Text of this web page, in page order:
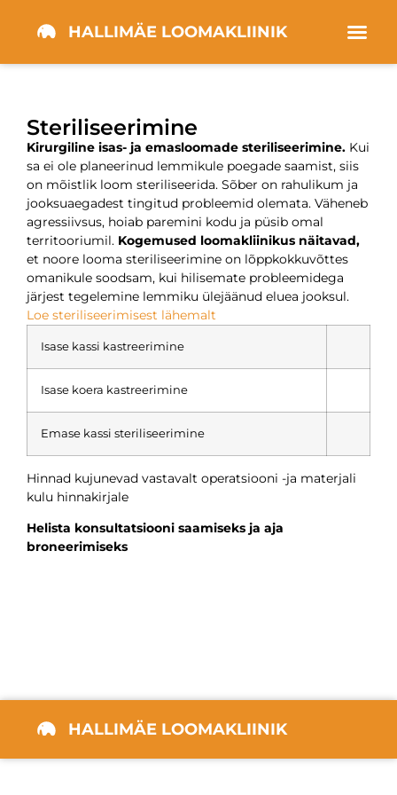
HALLIMÄE LOOMAKLIINIK
Steriliseerimine
Kirurgiline isas- ja emasloomade steriliseerimine. Kui
sa ei ole planeerinud lemmikule poegade saamist, siis
on mõistlik loom steriliseerida. Sõber on rahulikum ja
jooksuaegadest tingitud probleemid olemata. Väheneb
agressiivsus, hoiab paremini kodu ja püsib omal
territooriumil. Kogemused loomakliinikus näitavad,
et noore looma steriliseerimine on lõppkokkuvõttes
omanikule soodsam, kui hilisemate probleemidega
järjest tegelemine lemmiku ülejäänud eluea jooksul.
Loe steriliseerimisest lähemalt
Isase kassi kastreerimine
Isase koera kastreerimine
Emase kassi steriliseerimine
Hinnad kujunevad vastavalt operatsiooni -ja materjali
kulu hinnakirjale
Helista konsultatsiooni saamiseks ja aja
broneerimiseks
HALLIMÄE LOOMAKLIINIK